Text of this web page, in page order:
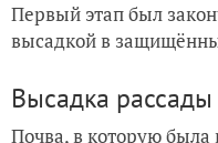
Первый этап был
высадкой в
Высадка
Почва, в которую была